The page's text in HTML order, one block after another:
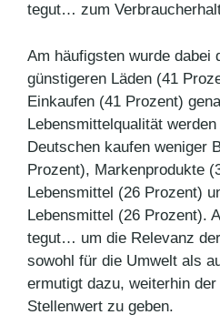
tegut… zum
Am häufigsten wurde dabei
günstigeren Läden (41
Einkaufen (41 Prozent)
Lebensmittelqualität
Deutschen kaufen weniger
Prozent), Markenprodukte
Lebensmittel (26 Prozent)
Lebensmittel (26 Prozent).
tegut… um die Relevanz
sowohl für die Umwelt als
ermutigt dazu, weiterhin
Stellenwert zu geben.